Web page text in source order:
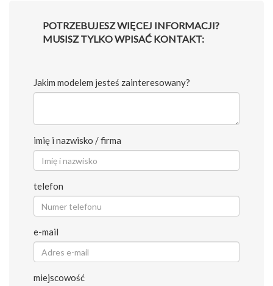
POTRZEBUJESZ WIĘCEJ INFORMACJI?
MUSISZ TYLKO WPISAĆ KONTAKT:
Jakim modelem jesteś zainteresowany?
imię i nazwisko / firma
telefon
e-mail
miejscowość